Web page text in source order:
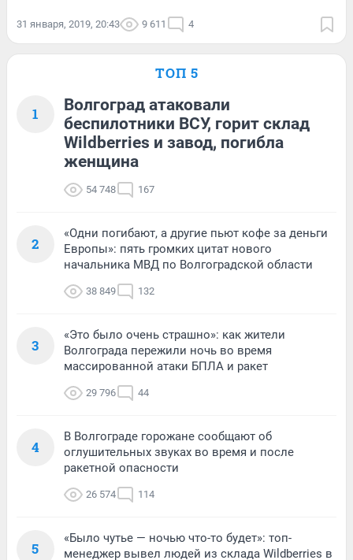
31 января, 2019, 20:43 9 611 4
ТОП 5
1
Волгоград атаковали
беспилотники ВСУ, горит склад
Wildberries и завод, погибла
женщина
54 748 167
2
«Одни погибают, а другие пьют кофе за деньги
Европы»: пять громких цитат нового
начальника МВД по Волгоградской области
38 849 132
3
«Это было очень страшно»: как жители
Волгограда пережили ночь во время
массированной атаки БПЛА и ракет
29 796 44
4
В Волгограде горожане сообщают об
оглушительных звуках во время и после
ракетной опасности
26 574 114
5
«Было чутье — ночью что-то будет»: топ-
менеджер вывел людей из склада Wildberries в